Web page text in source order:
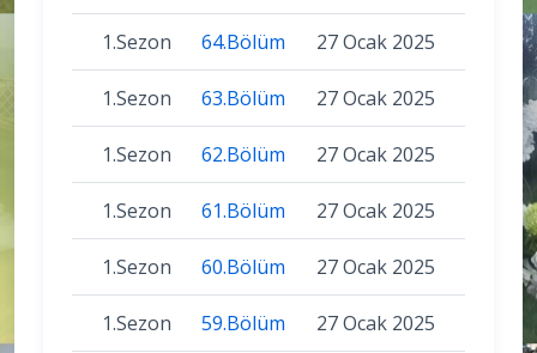
1.Sezon 64.Bölüm 27 Ocak 2025
1.Sezon 63.Bölüm 27 Ocak 2025
1.Sezon 62.Bölüm 27 Ocak 2025
1.Sezon 61.Bölüm 27 Ocak 2025
1.Sezon 60.Bölüm 27 Ocak 2025
1.Sezon 59.Bölüm 27 Ocak 2025